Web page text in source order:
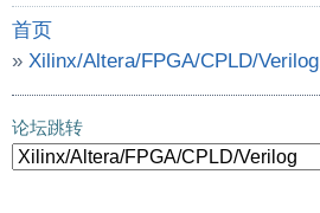
首页
» Xilinx/Altera/FPGA/CPLD/Verilog
»吐槽一下AG32纯做CPLD的坑
论坛跳转